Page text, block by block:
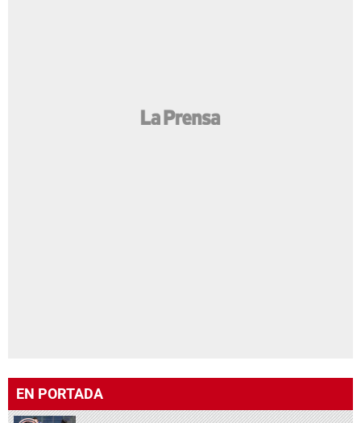
EN PORTADA